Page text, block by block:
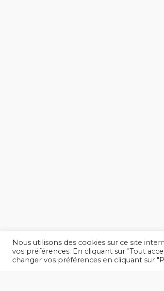
Nous utilisons des cookies sur ce site
vos préférences. En cliquant sur "Tout
changer vos préférences en cliquant sur